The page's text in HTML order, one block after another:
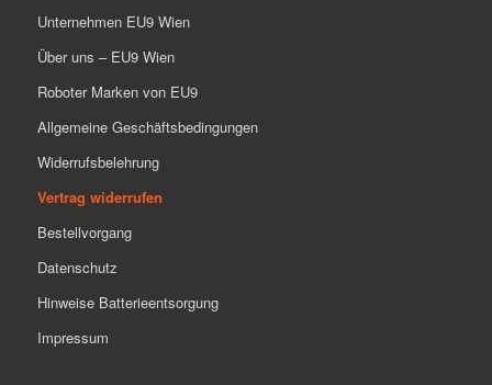
Unternehmen EU9 Wien
Über uns – EU9 Wien
Roboter Marken von EU9
Allgemeine Geschäftsbedingungen
Widerrufsbelehrung
Vertrag widerrufen
Bestellvorgang
Datenschutz
Hinweise Batterieentsorgung
Impressum